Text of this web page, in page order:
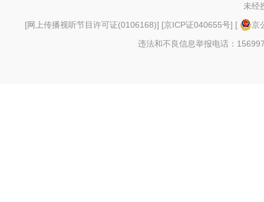
未经
[网上传播视听节目许可证(0106168)] [京ICP证040655号] [
京
违法和不良信息举报电话：